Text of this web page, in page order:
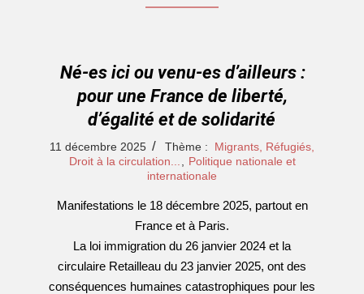
Né-es ici ou venu-es d’ailleurs :
pour une France de liberté,
d’égalité et de solidarité
2025-
11 décembre 2025 Thème :
Migrants, Réfugiés,
Droit à la circulation...
Politique nationale et
internationale
Manifestations le 18 décembre 2025, partout en
France et à Paris.
La loi immigration du 26 janvier 2024 et la
circulaire Retailleau du 23 janvier 2025, ont des
conséquences humaines catastrophiques pour les